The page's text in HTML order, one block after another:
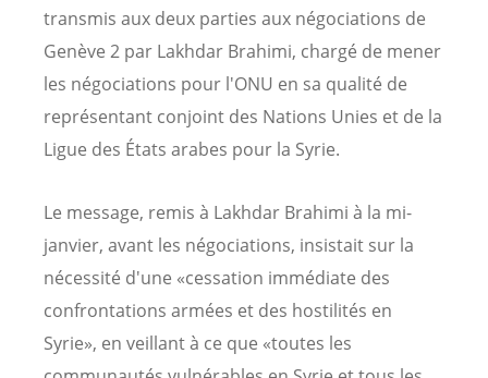
transmis aux deux parties aux négociations de
Genève 2 par Lakhdar Brahimi, chargé de mener
les négociations pour l'ONU en sa qualité de
représentant conjoint des Nations Unies et de la
Ligue des États arabes pour la Syrie.
Le message, remis à Lakhdar Brahimi à la mi-
janvier, avant les négociations, insistait sur la
nécessité d'une «cessation immédiate des
confrontations armées et des hostilités en
Syrie», en veillant à ce que «toutes les